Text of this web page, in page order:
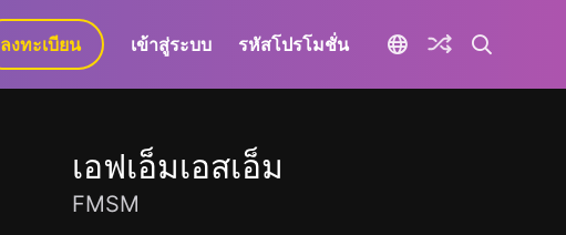
GaLa+
ลงทะเบียน เข้าสู่ระบบ รหัสโปรโมชั่น
เอฟเอ็มเอสเอ็ม
FMSM